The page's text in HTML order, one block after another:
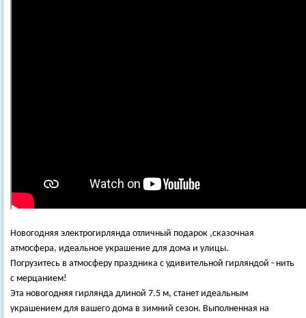
Новогодняя электрогирлянда отличный подарок ,сказочная
атмосфера, идеальное украшение для дома и улицы.
Погрузитесь в атмосферу праздника с удивительной гирляндой - нить
с мерцанием!
Эта новогодняя гирлянда длиной 7.5 м, станет идеальным
украшением для вашего дома в зимний сезон. Выполненная на